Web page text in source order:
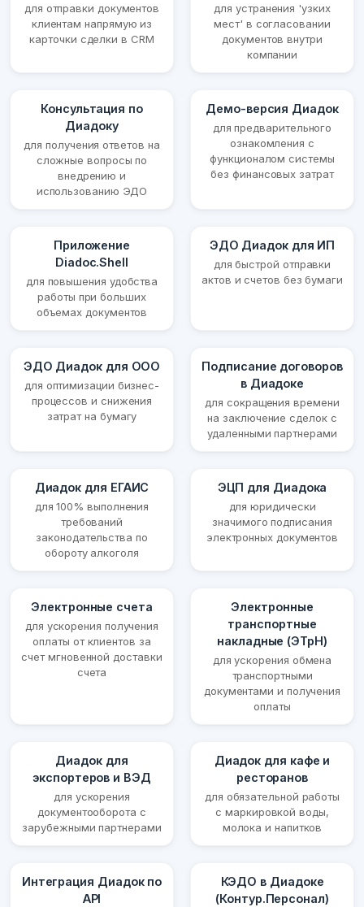
для отправки документов
клиентам напрямую из
карточки сделки в CRM
для устранения 'узких
мест' в согласовании
документов внутри
компании
Консультация по
Диадоку
для получения ответов на
сложные вопросы по
внедрению и
использованию ЭДО
Демо-версия Диадок
для предварительного
ознакомления с
функционалом системы
без финансовых затрат
Приложение
Diadoc.Shell
для повышения удобства
работы при больших
объемах документов
ЭДО Диадок для ИП
для быстрой отправки
актов и счетов без бумаги
ЭДО Диадок для ООО
для оптимизации бизнес-
процессов и снижения
затрат на бумагу
Подписание договоров
в Диадоке
для сокращения времени
на заключение сделок с
удаленными партнерами
Диадок для ЕГАИС
для 100% выполнения
требований
законодательства по
обороту алкоголя
ЭЦП для Диадока
для юридически
значимого подписания
электронных документов
Электронные счета
для ускорения получения
оплаты от клиентов за
счет мгновенной доставки
счета
Электронные
транспортные
накладные (ЭТрН)
для ускорения обмена
транспортными
документами и получения
оплаты
Диадок для
экспортеров и ВЭД
для ускорения
документооборота с
зарубежными партнерами
Диадок для кафе и
ресторанов
для обязательной работы
с маркировкой воды,
молока и напитков
Интеграция Диадок по
API
КЭДО в Диадоке
(Контур.Персонал)